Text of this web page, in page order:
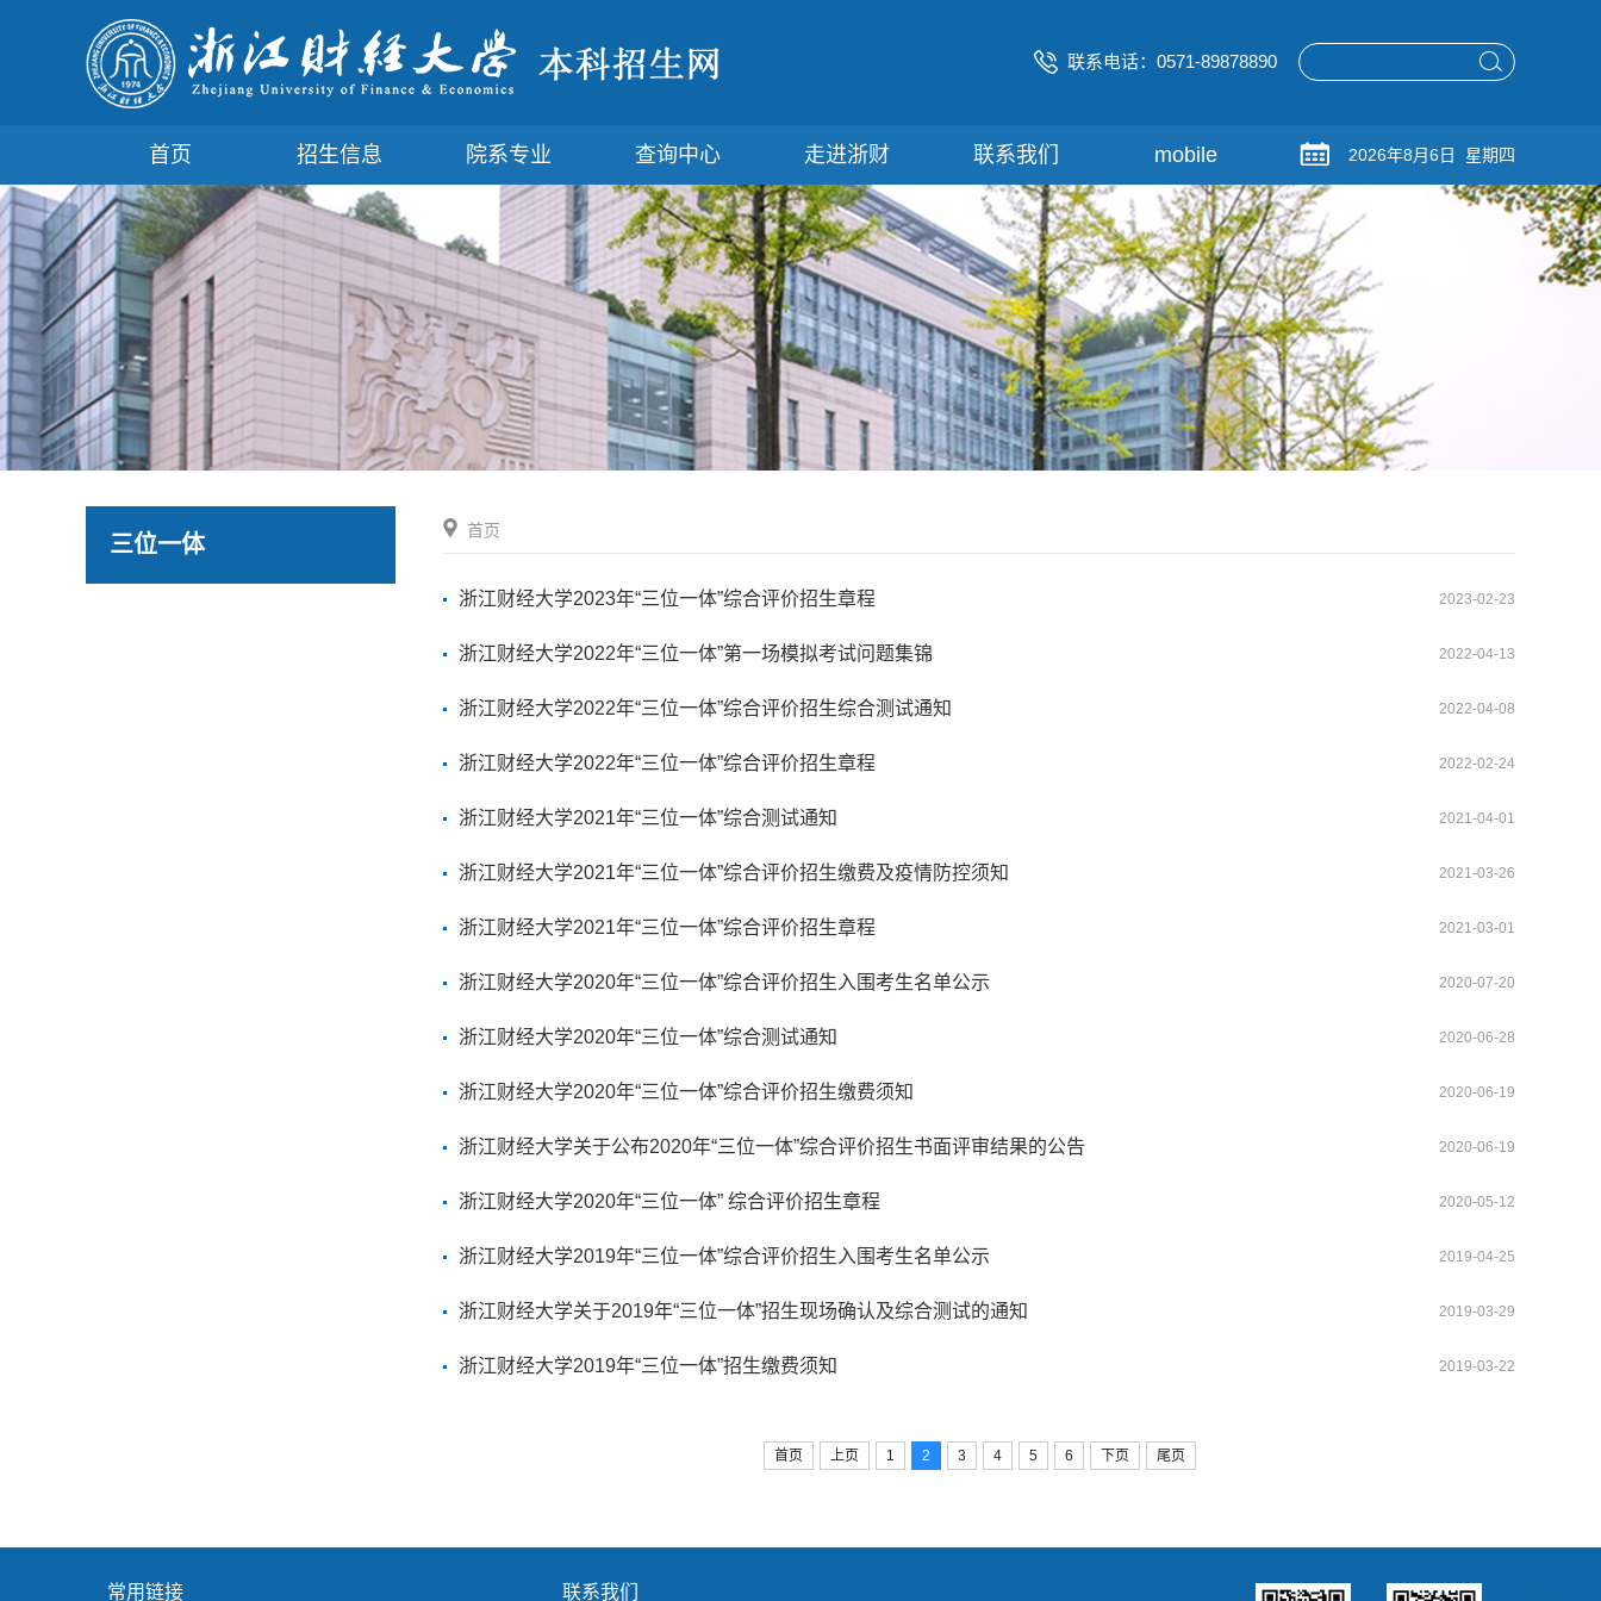
联系电话：0571-89878890
首页 招生信息 院系专业 查询中心 走进浙财 联系我们 mobile 2026年8月6日 星期四
三位一体
首页
浙江财经大学2023年“三位一体”综合评价招生章程 2023-02-23
浙江财经大学2022年“三位一体”第一场模拟考试问题集锦 2022-04-13
浙江财经大学2022年“三位一体”综合评价招生综合测试通知 2022-04-08
浙江财经大学2022年“三位一体”综合评价招生章程 2022-02-24
浙江财经大学2021年“三位一体”综合测试通知 2021-04-01
浙江财经大学2021年“三位一体”综合评价招生缴费及疫情防控须知 2021-03-26
浙江财经大学2021年“三位一体”综合评价招生章程 2021-03-01
浙江财经大学2020年“三位一体”综合评价招生入围考生名单公示 2020-07-20
浙江财经大学2020年“三位一体”综合测试通知 2020-06-28
浙江财经大学2020年“三位一体”综合评价招生缴费须知 2020-06-19
浙江财经大学关于公布2020年“三位一体”综合评价招生书面评审结果的公告 2020-06-19
浙江财经大学2020年“三位一体” 综合评价招生章程 2020-05-12
浙江财经大学2019年“三位一体”综合评价招生入围考生名单公示 2019-04-25
浙江财经大学关于2019年“三位一体”招生现场确认及综合测试的通知 2019-03-29
浙江财经大学2019年“三位一体”招生缴费须知 2019-03-22
首页 上页 1 2 3 4 5 6 下页 尾页
常用链接 联系我们